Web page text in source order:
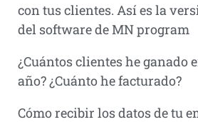
con tus clientes. Así es la
del software de MN program
¿Cuántos clientes he ganado
año? ¿Cuánto he facturado?
Cómo recibir los datos de tu